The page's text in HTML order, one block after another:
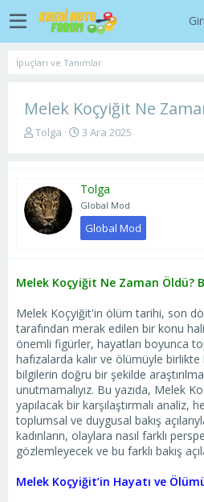
İpuçları ve Tanımlar
Melek Koçyiğit Ne
K
y
u
b
a
a
t
n
Tolga
B
a
n
g
a
r
h
i
3 Ara 2025
Tolga
Global Mod
Global Mod
Melek Koçyiğit Ne Zaman Öldü?
Melek Koçyiğit'in ölüm tarihi, son
tarafından merak edilen bir konu
önemli figürler, hayatları boyunca
hafızalarda kalır ve ölümüyle birlikte
bilgilerin doğru bir şekilde
unutmamalıyız. Bu yazıda, Melek
yapılacak bir karşılaştırmalı analiz,
toplumsal ve duygusal bakış
kadınların, olaylara nasıl farklı
gözlemleyecek ve bu farklı bakış
Melek Koçyiğit’in Hayatı ve